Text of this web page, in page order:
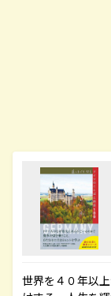
世界を４０年以